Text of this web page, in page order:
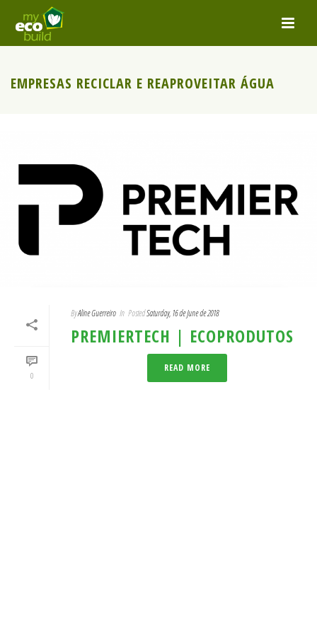
EMPRESAS RECICLAR E REAPROVEITAR ÁGUA
0
ByAline Guerreiro In PostedSaturday, 16 de June de 2018
PREMIERTECH | ECOPRODUTOS
READ MORE